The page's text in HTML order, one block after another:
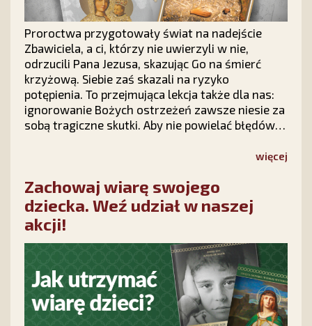
Proroctwa przygotowały świat na nadejście
Zbawiciela, a ci, którzy nie uwierzyli w nie,
odrzucili Pana Jezusa, skazując Go na śmierć
krzyżową. Siebie zaś skazali na ryzyko
potępienia. To przejmująca lekcja także dla nas:
ignorowanie Bożych ostrzeżeń zawsze niesie za
sobą tragiczne skutki. Aby nie powielać błędów
warto sięgnąć po wyjątkową książkę „Proroctwa
więcej
Zachowaj wiarę swojego
dziecka. Weź udział w naszej
akcji!